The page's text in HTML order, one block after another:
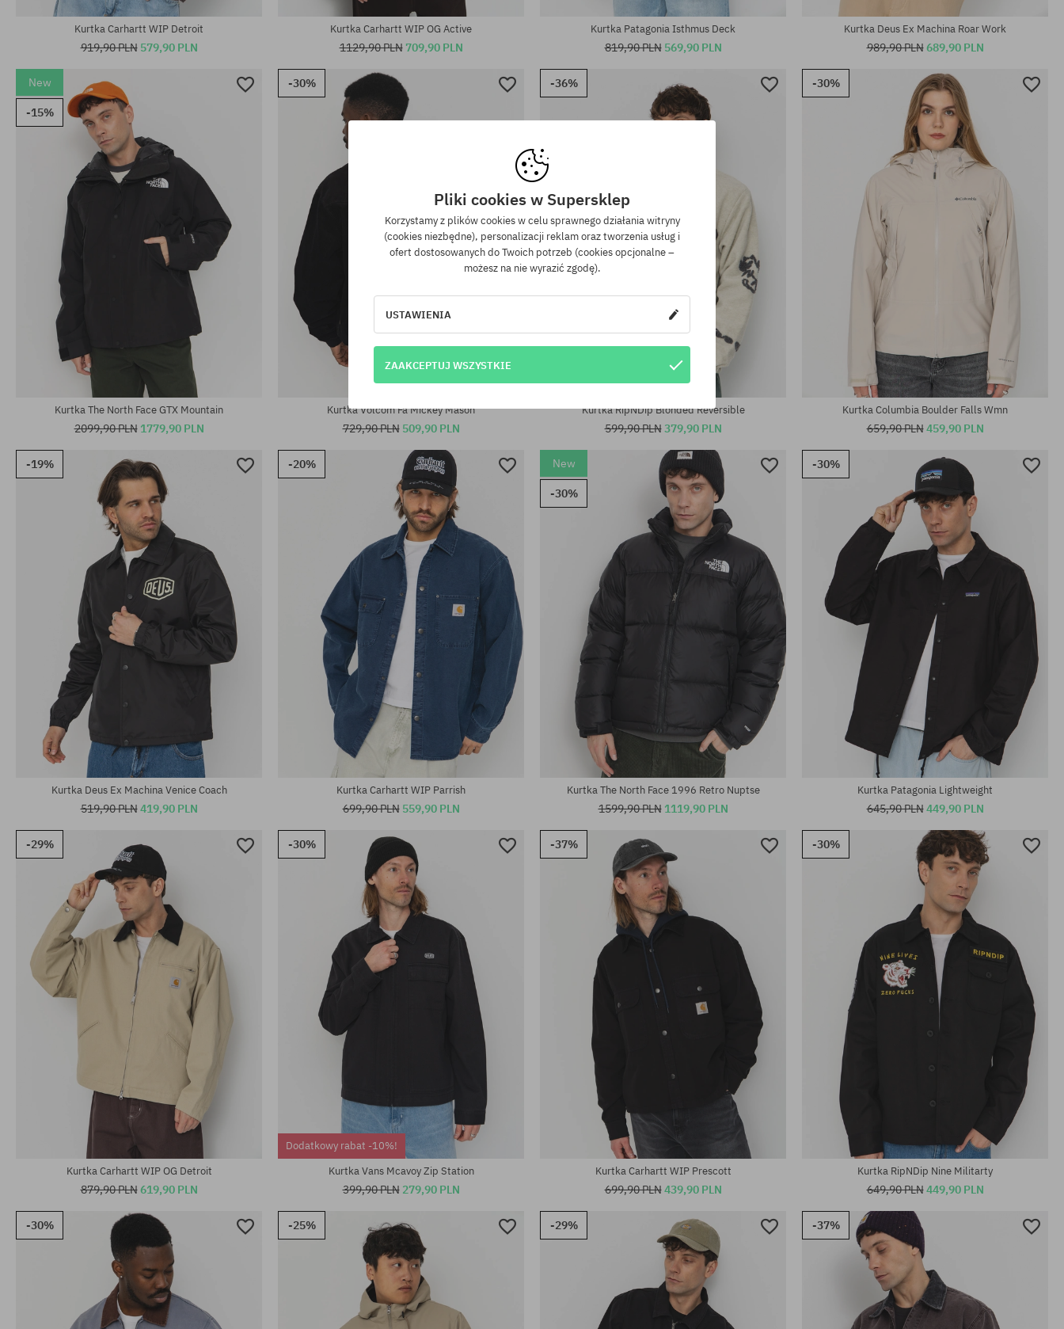
XS; S; M
Dostępne rozmiary:
Kurtka Carhartt WIP Detroit
919,90 PLN 579,90 PLN
Kurtka Carhartt WIP OG Active
1129,90 PLN 709,90 PLN
Kurtka Patagonia Isthmus Deck
819,90 PLN 569,90 PLN
Dostępne rozmiary:
Kurtka Deus Ex Machina Roar Work
989,90 PLN689,90 PLN
New
-15%
Dostępne rozmiary:
Kurtka The North Face GTX Mountain
2099,90 PLN 1779,90 PLN
-30%
Dostępne rozmiary:
XS; S; L; XL
Kurtka Volcom Fa Mickey Mason
729,90 PLN 509,90 PLN
-36%
Dostępne rozmiary:
Kurtka RipNDip Blonded Reversible
599,90 PLN379,90 PLN
-30%
Dostępne rozmiary:
Kurtka Columbia Boulder Falls Wmn
659,90 PLN459,90 PLN
-19%
Dostępne rozmiary:
Kurtka Deus Ex Machina Venice Coach
519,90 PLN419,90 PLN
-20%
Dostępne rozmiary:
M; L; XL
Kurtka Carhartt WIP Parrish
699,90 PLN 559,90 PLN
New
-30%
Dostępne rozmiary:
Kurtka The North Face 1996 Retro Nuptse
1599,90 PLN 1119,90 PLN
-30%
Dostępne rozmiary:
Kurtka Patagonia Lightweight
645,90 PLN449,90 PLN
-29%
Kurtka Carhartt WIP OG Detroit
879,90 PLN619,90 PLN
-30%
Dodatkowy rabat -10%!
Kurtka Vans Mcavoy Zip Station
399,90 PLN 279,90 PLN
-37%
Kurtka Carhartt WIP Prescott
699,90 PLN439,90 PLN
-30%
Kurtka RipNDip Nine Militarty
649,90 PLN449,90 PLN
-30% -25% -29% -37%
Pliki cookies w Supersklep
Korzystamy z plików cookies w celu sprawnego działania witryny
(cookies niezbędne), personalizacji reklam oraz tworzenia usług i
ofert dostosowanych do Twoich potrzeb (cookies opcjonalne –
możesz na nie wyrazić zgodę).
USTAWIENIA
ZAAKCEPTUJ WSZYSTKIE